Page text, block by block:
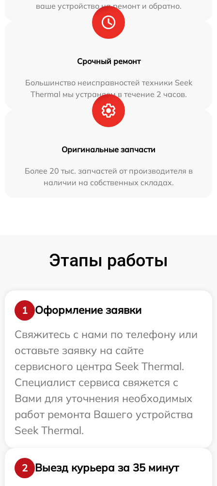
ваше устройство на ремонт и обратно.
Срочный ремонт
Большинство неисправностей техники Seek
Thermal мы устраняем в течение 2 часов.
Оригинальные запчасти
Более 20 тыс. запчастей от производителя в
наличии на собственных складах.
Этапы работы
1
Оформление заявки
Свяжитесь с нами по телефону или
оставьте заявку на сайте
сервисного центра Seek Thermal.
Специалист сервиса свяжется с
Вами для уточнения необходимых
работ ремонта Вашего устройства
Seek Thermal.
2
Выезд курьера за 35 минут